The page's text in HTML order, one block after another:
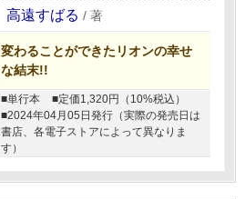
高遠すばる / 著
変わることができたリオンの幸せ
な結末!!
■単行本
■定価1,320円（10%税込）
■2024年04月05日発行（実際の発売日は
書店、各電子ストアによって異なりま
す）